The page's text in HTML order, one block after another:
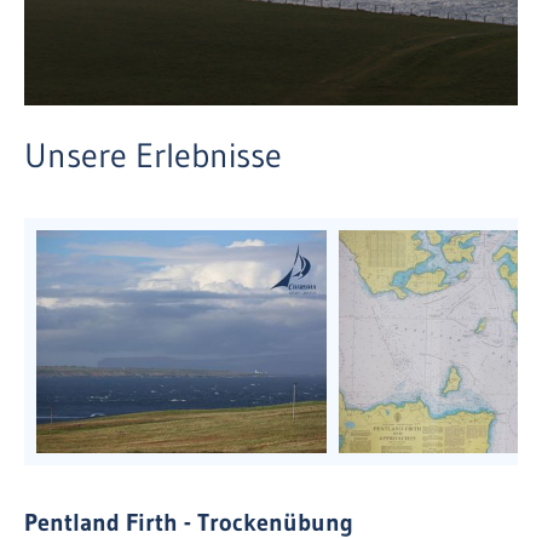
Unsere Erlebnisse
Pentland Firth - Trockenübung